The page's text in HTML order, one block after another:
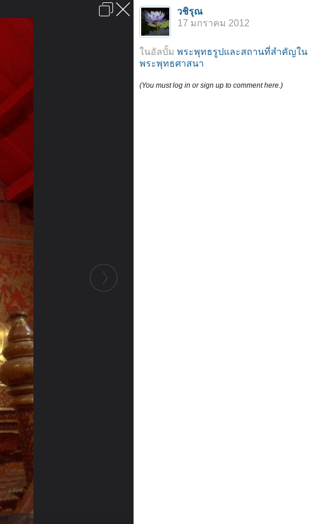
ลงโฆษณา ติดต่อเรา ช่วยเหลือ
วชิรุณ
17 มกราคม 2012
ในอัลบั้ม พระพุทธรูปและสถานที่สำคัญใน
พระพุทธศาสนา
(You must log in or sign up to comment here.)